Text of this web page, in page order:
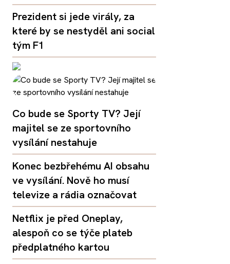
Prezident si jede virály, za
které by se nestyděl ani social
tým F1
Co bude se Sporty TV? Její
majitel se ze sportovního
vysílání nestahuje
Konec bezbřehému AI obsahu
ve vysílání. Nově ho musí
televize a rádia označovat
Netflix je před Oneplay,
alespoň co se týče plateb
předplatného kartou